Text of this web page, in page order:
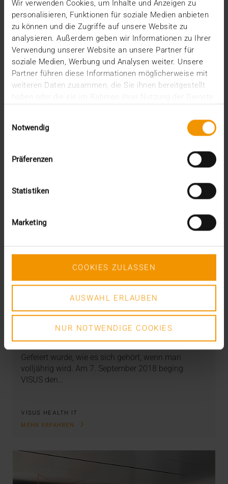
Wir verwenden Cookies, um Inhalte und Anzeigen zu
personalisieren, Funktionen für soziale Medien anbieten
zu können und die Zugriffe auf unsere Website zu
analysieren. Außerdem geben wir Informationen zu Ihrer
Verwendung unserer Website an unsere Partner für
soziale Medien, Werbung und Analysen weiter. Unsere
Partner führen diese Informationen möglicherweise mit
weiteren Daten zusammen, die Sie ihnen bereitgestellt
Notwendig
Präferenzen
Statistiken
Marketing
COOKIES ZULASSEN
AUSWAHL ERLAUBEN
NUR NOTWENDIGE COOKIES
Unser Anwendertag 2018 in Bochum weckte wieder
einmal das Interesse zahlreicher JiveX Nutzer.
Rund…
VISUS HEALTH IT
MEHR ERFAHREN
Was für ein (Volljährigkeits-) Fest!
10.09.2018
Gefeiert wurde, wie es sich gehört, wenn man
volljährig wird. Am 7. September 2018 beging
VISUS den…
VISUS HEALTH IT
MEHR ERFAHREN